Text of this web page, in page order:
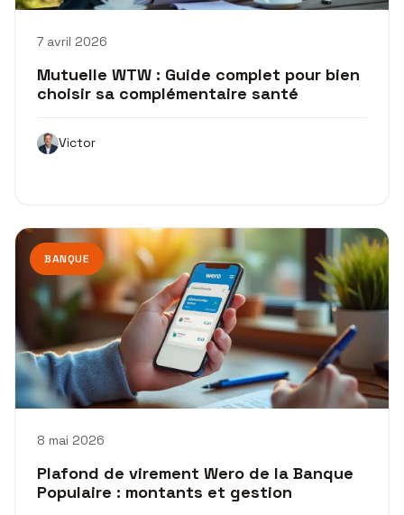
7 avril 2026
Mutuelle WTW : Guide complet pour bien
choisir sa complémentaire santé
Victor
BANQUE
8 mai 2026
Plafond de virement Wero de la Banque
Populaire : montants et gestion